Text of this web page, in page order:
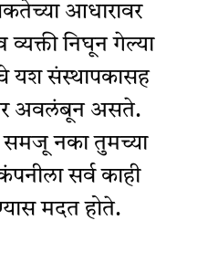
आधारावर
निघून गेल्या
यश संस्थापकासह
अवलंबून असते.
समजू नका तुमच्या
सर्व काही
मदत होते.